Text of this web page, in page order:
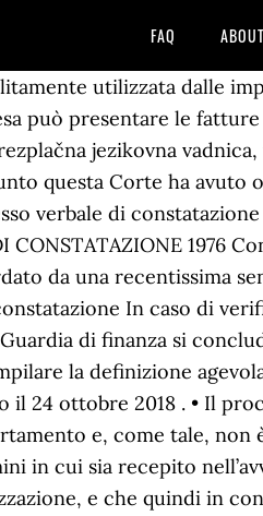
FAQ ABOUT
utilizzata dalle
può presentare le fatture
jezikovna vadnica,
questa Corte ha avuto
verbale di constatazione
1976
da una recentissima
In caso di
di finanza si
la definizione
24 ottobre 2018 . • Il
e, come tale, non
in cui sia recepito
e che quindi in